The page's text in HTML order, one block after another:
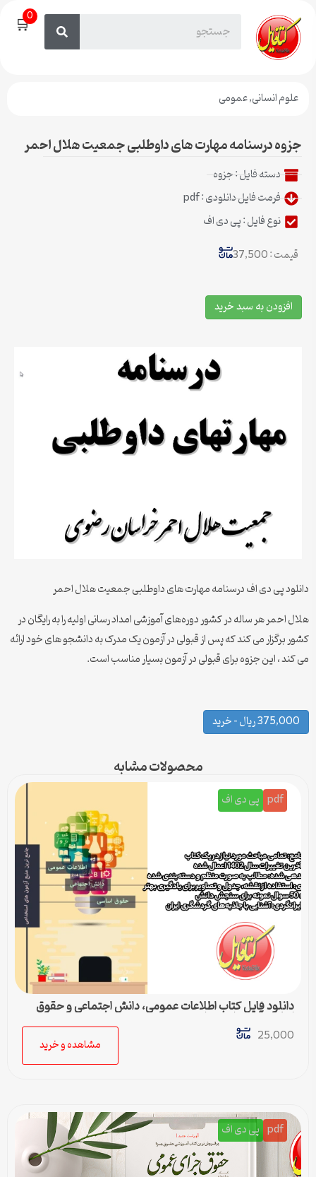
🛒0
علوم انسانی,عمومی
جزوه درسنامه مهارت های داوطلبی جمعیت هلال احمر
دسته فایل :جزوه
فرمت فایل دانلودی : pdf
نوع فایل : پی دی اف
قیمت : 37,500
افزودن به سبد خرید
دانلود پی دی اف درسنامه مهارت های داوطلبی جمعیت هلال احمر
هلال احمر هر ساله در کشور دوره‌های آموزشی امداد رسانی اولیه را به رایگان در
کشور برگزار می کند که پس از قبولی در آزمون یک مدرک به دانشجو های خود ارائه
می کند ، این جزوه برای قبولی در آزمون بسیار مناسب است.
375,000 ریال – خرید
محصولات مشابه
pdf پی دی اف
دانلود فایل کتاب اطلاعات عمومی، دانش اجتماعی و حقوق
اساسی آزمون استخدامی
25,000
مشاهده و خرید
pdf پی دی اف